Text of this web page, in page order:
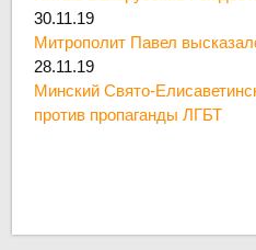
30.11.19
Митрополит Павел
28.11.19
Минский Свято-
против пропаганды ЛГБТ